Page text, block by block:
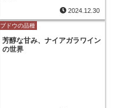
2024.12.30
ブドウの品種
芳醇な甘み、ナイアガラワイン
の世界